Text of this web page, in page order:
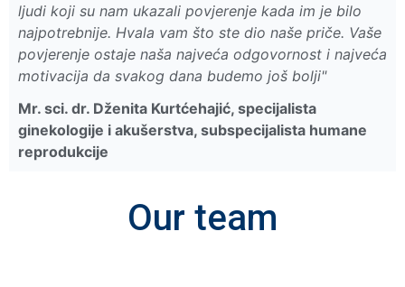
ljudi koji su nam ukazali povjerenje kada im je bilo
najpotrebnije. Hvala vam što ste dio naše priče. Vaše
povjerenje ostaje naša najveća odgovornost i najveća
motivacija da svakog dana budemo još bolji"
Mr. sci. dr. Dženita Kurtćehajić, specijalista
ginekologije i akušerstva, subspecijalista humane
reprodukcije
Our team